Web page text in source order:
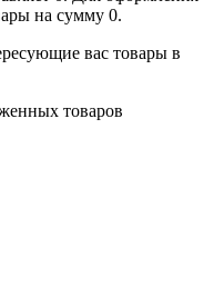
на сумму 0.
вас товары в
товаров